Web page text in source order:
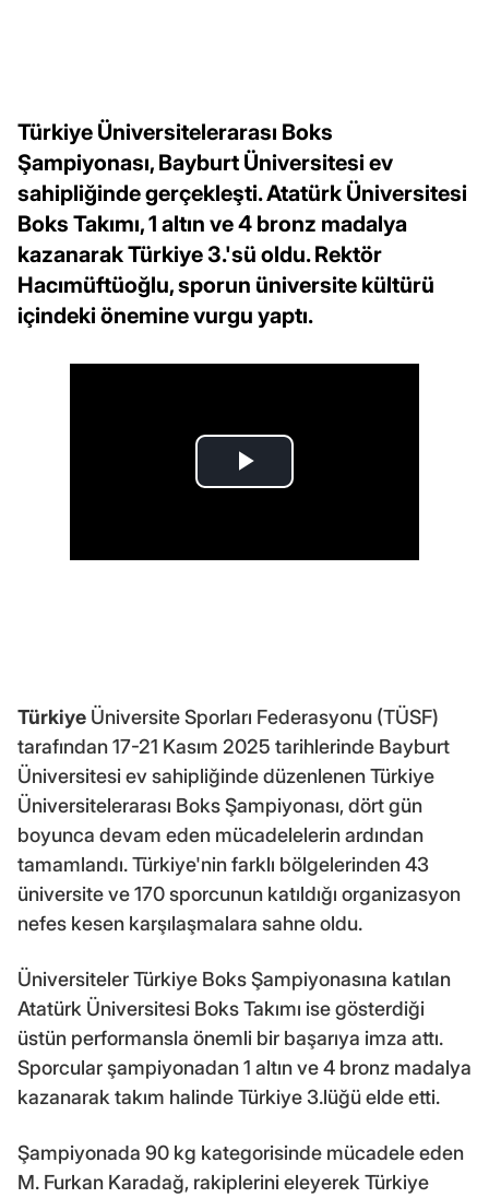
Türkiye Üniversitelerarası Boks
Şampiyonası, Bayburt Üniversitesi ev
sahipliğinde gerçekleşti. Atatürk Üniversitesi
Boks Takımı, 1 altın ve 4 bronz madalya
kazanarak Türkiye 3.'sü oldu. Rektör
Hacımüftüoğlu, sporun üniversite kültürü
içindeki önemine vurgu yaptı.
Türkiye Üniversite Sporları Federasyonu (TÜSF)
tarafından 17-21 Kasım 2025 tarihlerinde Bayburt
Üniversitesi ev sahipliğinde düzenlenen Türkiye
Üniversitelerarası Boks Şampiyonası, dört gün
boyunca devam eden mücadelelerin ardından
tamamlandı. Türkiye'nin farklı bölgelerinden 43
üniversite ve 170 sporcunun katıldığı organizasyon
nefes kesen karşılaşmalara sahne oldu.
Üniversiteler Türkiye Boks Şampiyonasına katılan
Atatürk Üniversitesi Boks Takımı ise gösterdiği
üstün performansla önemli bir başarıya imza attı.
Sporcular şampiyonadan 1 altın ve 4 bronz madalya
kazanarak takım halinde Türkiye 3.lüğü elde etti.
Şampiyonada 90 kg kategorisinde mücadele eden
M. Furkan Karadağ, rakiplerini eleyerek Türkiye